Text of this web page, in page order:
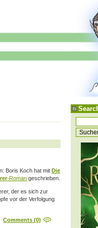
Boris Koch hat mit Die
-Roman geschrieben.
der es sich zur
vor der Verfolgung
Comments (0)